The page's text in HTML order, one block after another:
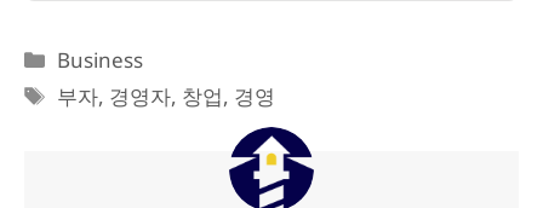
카
테
고
Business
태
부자, 경영자, 창업, 경영